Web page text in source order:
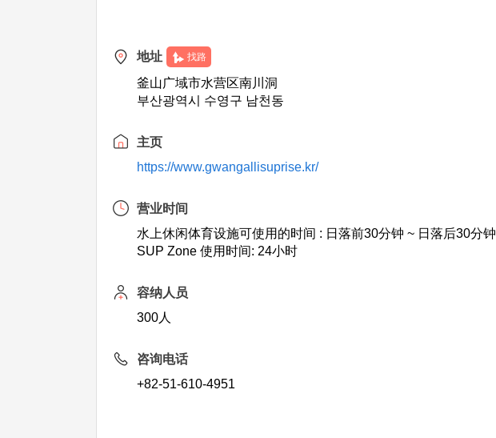
地址 找路
釜山广域市水营区南川洞
부산광역시 수영구 남천동
主页
https://www.gwangallisuprise.kr/
营业时间
水上休闲体育设施可使用的时间 : 日落前30分钟 ~ 日落后30分钟
SUP Zone 使用时间: 24小时
容纳人员
300人
咨询电话
+82-51-610-4951